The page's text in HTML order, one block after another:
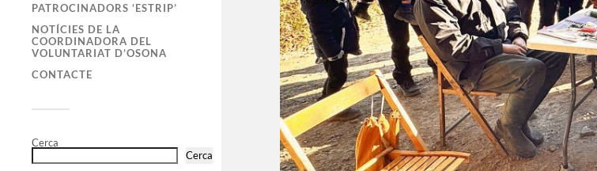
PATROCINADORS ‘ESTRIP’
NOTÍCIES DE LA
COORDINADORA DEL
VOLUNTARIAT D’OSONA
CONTACTE
Cerca
Cerca